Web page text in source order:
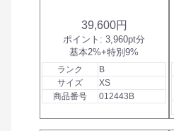
39,600円
ポイント:3,960pt分
基本2%+特別9%
ランク
B
サイズ
XS
商品番号
012443B